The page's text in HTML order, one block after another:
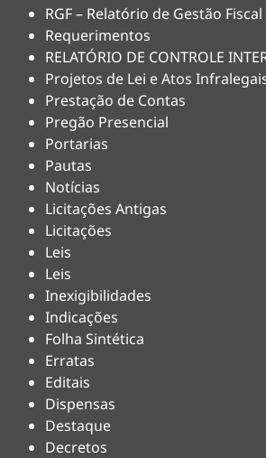
RGF – Relatório de Gestão Fiscal
Requerimentos
RELATÓRIO DE CONTROLE
Projetos de Lei e Atos
Prestação de Contas
Pregão Presencial
Portarias
Pautas
Notícias
Licitações Antigas
Licitações
Leis
Leis
Inexigibilidades
Indicações
Folha Sintética
Erratas
Editais
Dispensas
Destaque
Decretos